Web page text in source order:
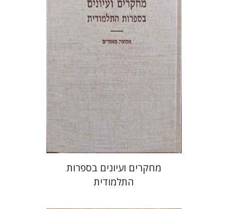
יעקב זוסמן
מחיר השקה
$78
$55
מחקרים ועיונים בספרות
התלמודית